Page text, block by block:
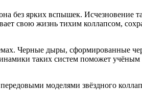
без ярких вспышек. Исчезновение
свою жизнь тихим коллапсом,
Черные дыры, сформированные
таких систем поможет учёным
моделями звёздного